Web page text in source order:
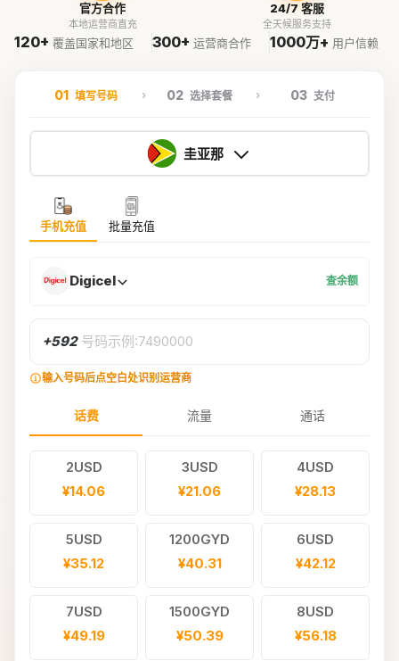
官方合作
本地运营商直充
24/7 客服
全天候服务支持
120+ 覆盖国家和地区 300+ 运营商合作 1000万+ 用户信赖
01 填写号码 02 选择套餐 03 支付
圭亚那
手机充值 批量充值
Digicel 查余额
+592 号码示例:7490000
输入号码后点空白处识别运营商
话费 流量 通话
2USD
¥14.06
3USD
¥21.06
4USD
¥28.13
5USD
¥35.12
1200GYD
¥40.31
6USD
¥42.12
7USD
¥49.19
1500GYD
¥50.39
8USD
¥56.18